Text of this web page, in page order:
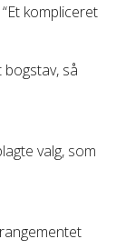
kompliceret
så
valg, som